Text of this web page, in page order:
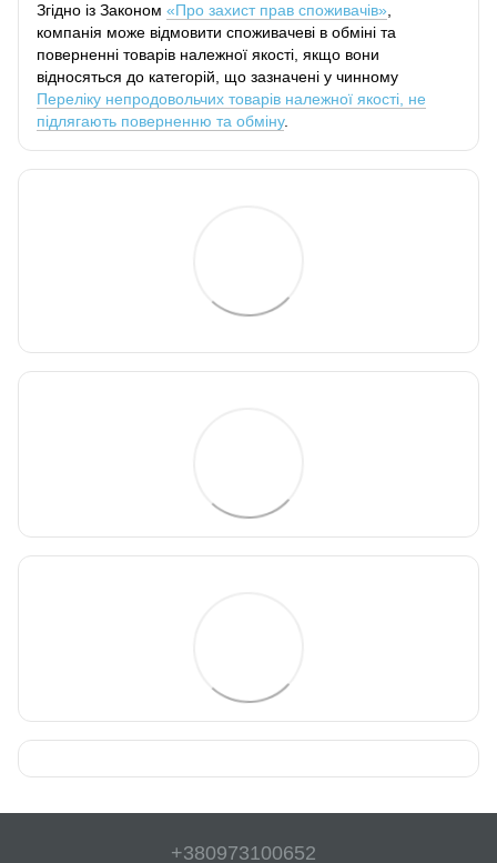
Згідно із Законом «Про захист прав споживачів»
компанія може відмовити споживачеві в обміні та
поверненні товарів належної якості, якщо вони
відносяться до категорій, що зазначені у чинному
Переліку непродовольчих товарів належної якості, не
підлягають поверненню та обміну.
+380973100652